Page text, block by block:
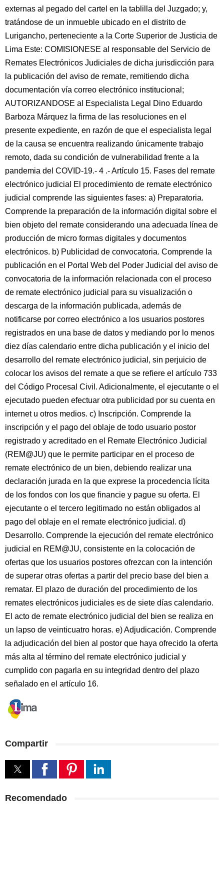
externas al pegado del cartel en la tablilla del Juzgado; y,
tratándose de un inmueble ubicado en el distrito de
Lurigancho, perteneciente a la Corte Superior de Justicia de
Lima Este: COMISIONESE al responsable del Servicio de
Remates Electrónicos Judiciales de dicha jurisdicción para
la publicación del aviso de remate, remitiendo dicha
documentación vía correo electrónico institucional;
AUTORIZANDOSE al Especialista Legal Dino Eduardo
Barboza Márquez la firma de las resoluciones en el
presente expediente, en razón de que el especialista legal
de la causa se encuentra realizando únicamente trabajo
remoto, dada su condición de vulnerabilidad frente a la
pandemia del COVID-19.- 4 .- Artículo 15. Fases del remate
electrónico judicial El procedimiento de remate electrónico
judicial comprende las siguientes fases: a) Preparatoria.
Comprende la preparación de la información digital sobre el
bien objeto del remate considerando una adecuada línea de
producción de micro formas digitales y documentos
electrónicos. b) Publicidad de convocatoria. Comprende la
publicación en el Portal Web del Poder Judicial del aviso de
convocatoria de la información relacionada con el proceso
de remate electrónico judicial para su visualización o
descarga de la información publicada, además de
notificarse por correo electrónico a los usuarios postores
registrados en una base de datos y mediando por lo menos
diez días calendario entre dicha publicación y el inicio del
desarrollo del remate electrónico judicial, sin perjuicio de
colocar los avisos del remate a que se refiere el artículo 733
del Código Procesal Civil. Adicionalmente, el ejecutante o el
ejecutado pueden efectuar otra publicidad por su cuenta en
internet u otros medios. c) Inscripción. Comprende la
inscripción y el pago del oblaje de todo usuario postor
registrado y acreditado en el Remate Electrónico Judicial
(REM@JU) que le permite participar en el proceso de
remate electrónico de un bien, debiendo realizar una
declaración jurada en la que exprese la procedencia lícita
de los fondos con los que financie y pague su oferta. El
ejecutante o el tercero legitimado no están obligados al
pago del oblaje en el remate electrónico judicial. d)
Desarrollo. Comprende la ejecución del remate electrónico
judicial en REM@JU, consistente en la colocación de
ofertas que los usuarios postores ofrezcan con la intención
de superar otras ofertas a partir del precio base del bien a
rematar. El plazo de duración del procedimiento de los
remates electrónicos judiciales es de siete días calendario.
El acto de remate electrónico judicial del bien se realiza en
un lapso de veinticuatro horas. e) Adjudicación. Comprende
la adjudicación del bien al postor que haya ofrecido la oferta
más alta al término del remate electrónico judicial y
cumplido con pagarla en su integridad dentro del plazo
señalado en el artículo 16.
Compartir
Recomendado